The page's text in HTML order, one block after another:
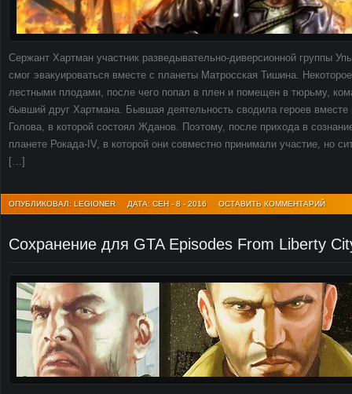
Сержант Хартман участник разведывательно-диверсионной группы
смог эвакуироваться вместе с планеты Матросская Тишина.
лестными плодами, после чего попал в плен и помещен в тюрьму,
бывший друг Хартмана. Бывшая деятельность сводила героев
Голова, в которой состоял Жданов. Поэтому, после прихода в
планете Рокада-IV, в которой они совместно принимали участие, но
[…]
ОПУБЛИКОВАЛ: LEGIONER ДАТА: СЕН - 8 - 2016 ОСТАВИТЬ КОММЕНТАРИЙ
Сохранение для GTA Episodes From Liberty